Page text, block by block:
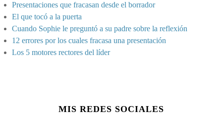
Presentaciones que fracasan desde el borrador
El que tocó a la puerta
Cuando Sophie le preguntó a su padre sobre la reflexión
12 errores por los cuales fracasa una presentación
Los 5 motores rectores del líder
MIS REDES SOCIALES